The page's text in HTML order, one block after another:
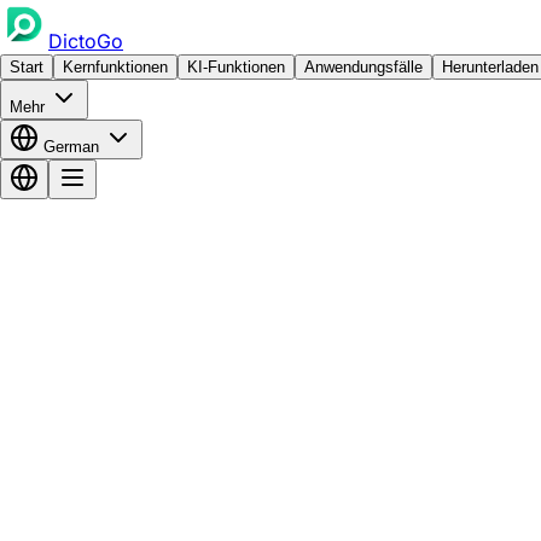
DictoGo
Start Kernfunktionen KI-Funktionen Anwendungsfälle Herunterladen
Mehr
German